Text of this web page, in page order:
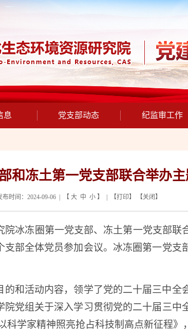
息 党支部动态 纪监审工作
和冻土第一党支部联合举办
布时间：2024-09-06 | 【 大 中 小】 | 【打印】 【关闭 】
冰冻圈第一党支部、冻土第一党支部
部全体党员参加会议。冰冻圈第一党
和活动内容，领学了党的二十届三中
党组关于深入学习贯彻党的二十届三
科学家精神照亮抢占科技制高点新征程